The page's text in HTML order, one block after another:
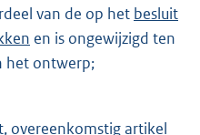
van de op het besluit
en is ongewijzigd ten
het ontwerp;
overeenkomstig artikel